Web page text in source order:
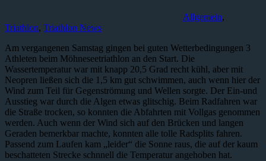
Allgemein,
Triathlon, Triathlon News
Am vergangenen Samstag gingen bei guten Wetterbedingungen 3
Athleten beim Möhneseetriathlon an den Start. Die
Wassertemperatur war mit knapp 20,5 Grad recht kühl, aber mit
Neopren ließen sich die 1,5 km gut schwimmen, auch wenn hier der
Wind zum Teil für Gegenströmung und Wellen sorgte. Der Ein-und
Ausstieg war durch die Algen etwas glitschig. Beim Radfahren war
die Straße trocken, so konnten die Abfahrten mit Vollgas genommen
werden. Auch wenn der Wind sich auf den Brücken und langen
Geraden bemerkbar machte, konnten alle tolle Radsplits fahren.
Passend zum Laufen kam „leider“ die Sonne raus, die auf der kaum
beschatteten Strecke schnnell die Temperatur angehoben hat.